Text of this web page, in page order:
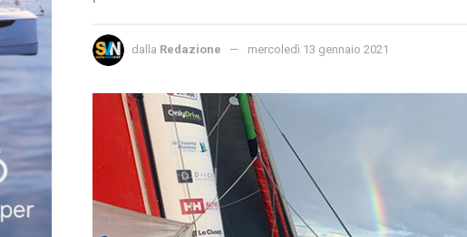
dalla Redazione mercoledì 13 gennaio 2021